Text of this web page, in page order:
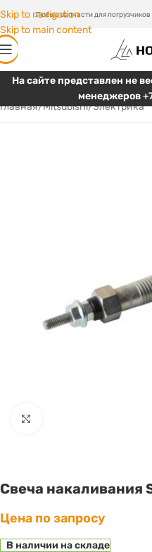
Skip to navigation
Skip to main content
Любые запчасти для
На сайте представлен не
менеджеров
Главная/Mitsubishi/Электрика
Свеча накаливания
Цена по запросу
В наличии на складе